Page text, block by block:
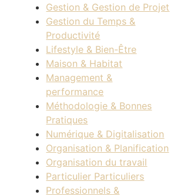
Gestion & Gestion de Projet
Gestion du Temps &
Productivité
Lifestyle & Bien-Être
Maison & Habitat
Management &
performance
Méthodologie & Bonnes
Pratiques
Numérique & Digitalisation
Organisation & Planification
Organisation du travail
Particulier Particuliers
Professionnels &